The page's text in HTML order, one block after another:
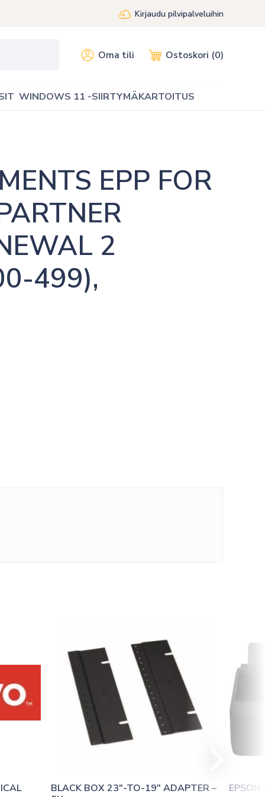
Kirjaudu pilvipalveluihin
Oma tili Ostoskori (0)
WINDOWS 11 -SIIRTYMÄKARTOITUS
EPP FOR
2
499),
BLACK BOX 23″-TO-19″ ADAPTER –